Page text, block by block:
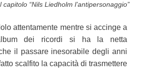
“Nils Liedholm l’antipersonaggio”
attentamente mentre si accinge a
dei ricordi si ha la netta
il passare inesorabile degli anni
scalfito la capacità di trasmettere